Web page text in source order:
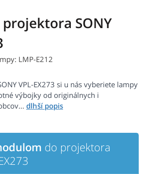
SONY
LMP-E212
VPL-EX273 si u nás vyberiete lampy
výbojky od originálnych i
do projektora